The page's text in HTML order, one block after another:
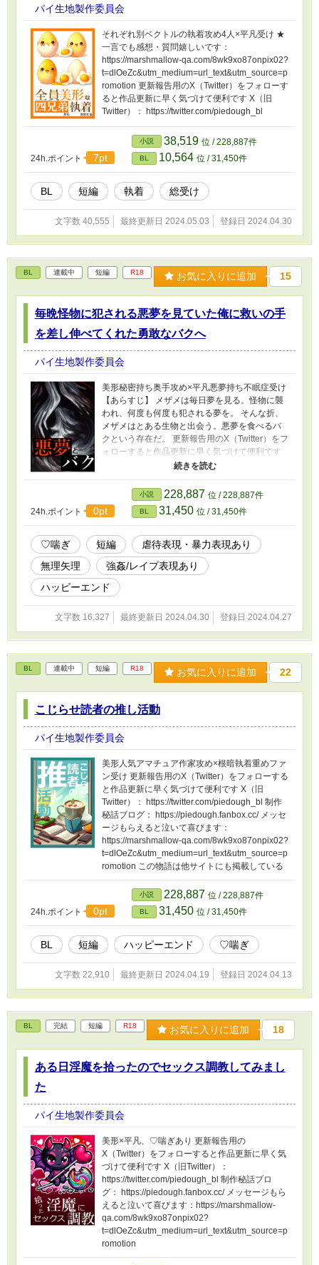
パイ生地製作委員会
それぞれ別ベクトルの執着攻め4人×平凡受け ★
一言でも感想・質問嬉しいです：
https://marshmallow-qa.com/8wk9xo87onpix02?
t=dlOeZc&utm_medium=url_text&utm_source=p
romotion 更新報告用のX（Twitter）をフォローす
ると作品更新に早く気づけて便利です X（旧
Twitter）： https://twitter.com/piedough_bl
24h.ポイント 7pt
小説 38,519 位 / 228,887件
BL 10,564 位 / 31,450件
BL 短編 執着 総受け
文字数 40,555 最終更新日 2024.05.03 登録日 2024.04.30
BL 連載中 短編 R18 お気に入りに追加 15
毎晩怪物に犯される悪夢を見ていた俺に救いの手
を差し伸べてくれた勇敢なバクへ
パイ生地製作委員会
美形秘密持ち奥手攻め×平凡悪夢持ち不眠症受け
【あらすじ】 メザメは毎日夢を見る。怪物に襲
われ、何度も何度も犯される夢を。 そんな折、
メザメはとある生物と出会う。悪夢を食べるバ
クという存在だ。 更新報告用のX（Twitter）をフ
ォローすると作品更新に早く気づけて便利です
X（旧Twitter）： https://twitter.com/piedough_bl
★一言でもメッセージ嬉しいです：
https://marshmallow-qa.com/8wk9xo87onpix02?
t=dlOeZc&utm_medium=url_text&utm_source=p
romotion
24h.ポイント 0pt
小説 228,887 位 / 228,887件
BL 31,450 位 / 31,450件
♡喘ぎ 短編
虐待表現・暴力表現あり
無理矢理
強姦/レイプ表現あり
ハッピーエンド
文字数 16,327 最終更新日 2024.04.30 登録日 2024.04.27
BL 連載中 短編 R18 お気に入りに追加 22
こじらせ読者の推し活動
パイ生地製作委員会
美形人気アマチュア作家攻め×根暗執着重めファ
ン受け 更新報告用のX（Twitter）をフォローする
と作品更新に早く気づけて便利です X（旧
Twitter）： https://twitter.com/piedough_bl 制作
秘話ブログ： https://piedough.fanbox.cc/ メッセ
ージもらえると泣いて喜びます：
https://marshmallow-qa.com/8wk9xo87onpix02?
t=dlOeZc&utm_medium=url_text&utm_source=p
romotion この物語は他サイトにも掲載している
24h.ポイント 0pt
小説 228,887 位 / 228,887件
BL 31,450 位 / 31,450件
BL 短編 ハッピーエンド ♡喘ぎ
文字数 22,910 最終更新日 2024.04.19 登録日 2024.04.13
BL 完結 短編 R18 お気に入りに追加 18
ある日淫魔を拾ったのでセックス調教してみまし
た
パイ生地製作委員会
美形×平凡、♡喘ぎあり 更新報告用の
X（Twitter）をフォローすると作品更新に早く気
づけて便利です X（旧Twitter）：
https://twitter.com/piedough_bl 制作秘話ブロ
グ： https://piedough.fanbox.cc/ メッセージもら
えると泣いて喜びます：https://marshmallow-
qa.com/8wk9xo87onpix02?
t=dlOeZc&utm_medium=url_text&utm_source=p
romotion